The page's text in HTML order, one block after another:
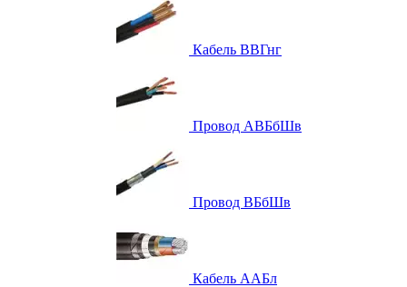
Кабель ВВГнг
Провод АВБбШв
Провод ВБбШв
Кабель ААБл